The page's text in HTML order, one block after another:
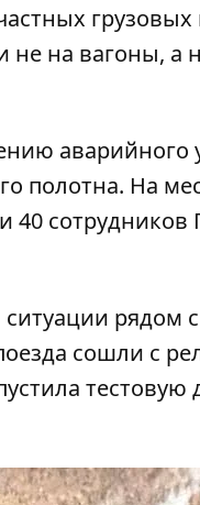
не на вагоны,
аварийного
полотна. На
40
рядом
сошли с